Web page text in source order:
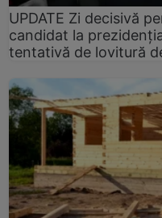
UPDATE Zi decisivă
candidat la
tentativă de lovitură